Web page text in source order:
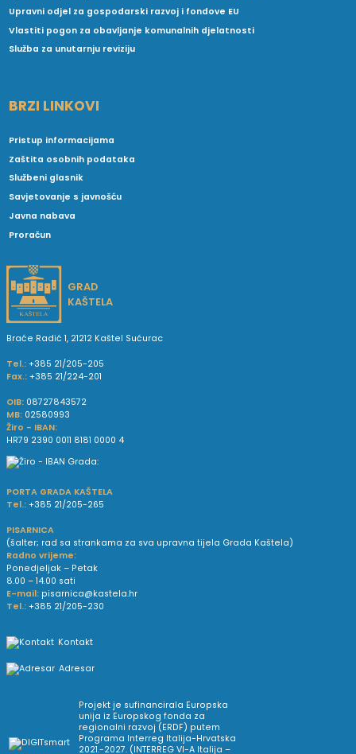
Upravni odjel za gospodarski razvoj i fondove EU
Vlastiti pogon za obavljanje komunalnih djelatnosti
Služba za unutarnju reviziju
BRZI LINKOVI
Pristup informacijama
Zaštita osobnih podataka
Službeni glasnik
Savjetovanje s javnošću
Javna nabava
Proračun
GRAD
KAŠTELA
Braće Radić 1, 21212 Kaštel Sućurac
Tel.: +385 21/205-205
Fax.: +385 21/224-201
OIB: 08727843572
MB: 02580993
Žiro - IBAN:
HR79 2390 0011 8181 0000 4
PORTA GRADA KAŠTELA
Tel.: +385 21/205-265
PISARNICA
(šalter; rad sa strankama za sva upravna tijela Grada Kaštela)
Radno vrijeme:
Ponedjeljak – Petak
8.00 – 14.00 sati
E-mail: pisarnica@kastela.hr
Tel.: +385 21/205-230
Kontakt
Adresar
Projekt je sufinancirala Europska
unija iz Europskog fonda za
regionalni razvoj (ERDF) putem
Programa Interreg Italija-Hrvatska
2021.-2027. (INTERREG VI-A Italija –